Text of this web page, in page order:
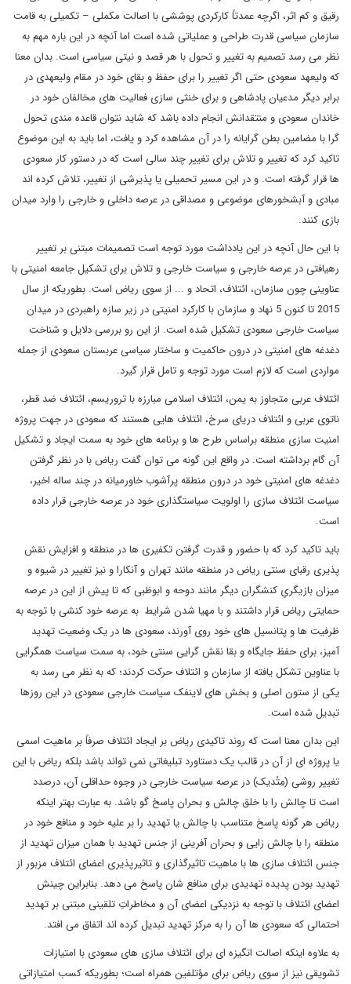
رقیق و کم اثر، اگرچه عمدتاً کارکردی پوششی با اصالت مکملی – تکمیلی به قامت
سازمان سیاسی قدرت طراحی و عملیاتی شده است اما آنچه در این باره مهم به
نظر می رسد تصمیم به تغییر و تحول با هر قصد و نیتی سیاسی است. بدان معنا
که ولیعهد سعودی حتی اگر تغییر را برای حفظ و بقای خود در مقام ولیعهدی در
برابر دیگر مدعیان پادشاهی و برای خنثی سازی فعالیت های مخالفان خود در
خاندان سعودی و منتقدانش انجام داده باشد که شاید نتوان قاعده مندی تحول
گرا با مضامین بطن گرایانه را در آن مشاهده کرد و یافت، اما باید به این موضوع
تاکید کرد که تغییر و تلاش برای تغییر چند سالی است که در دستور کار سعودی
ها قرار گرفته است. و در این مسیر تحمیلی یا پذیرشی از تغییر، تلاش کرده اند
مبادی و آبشخورهای موضوعی و مصداقی در عرصه داخلی و خارجی را وارد میدان
بازی کنند.
با این حال آنچه در این یادداشت مورد توجه است تصمیمات مبتنی بر تغییر
رهیافتی در عرصه خارجی و سیاست خارجی و تلاش برای تشکیل جامعه امنیتی با
عناوینی چون سازمان، ائتلاف، اتحاد و ... از سوی ریاض است. بطوریکه از سال
2015 تا کنون 5 نهاد و سازمان با کارکرد امنیتی در زیر سازه راهبردی در میدان
سیاست خارجی سعودی تشکیل شده است. از این رو بررسی دلایل و شناخت
دغدغه های امنیتی در درون حاکمیت و ساختار سیاسی عربستان سعودی از جمله
مواردی است که لازم است مورد توجه و تامل قرار گیرد.
ائتلاف عربی متجاوز به یمن، ائتلاف اسلامی مبارزه با تروریسم، ائتلاف ضد قطر،
ناتوی عربی و ائتلاف دریای سرخ، ائتلاف هایی هستند که سعودی در جهت پروژه
امنیت سازی منطقه براساس طرح ها و برنامه های خود به سمت ایجاد و تشکیل
آن گام برداشته است. در واقع این گونه می توان گفت ریاض با در نظر گرفتن
دغدغه های امنیتی خود در درون منطقه پرآشوب خاورمیانه در چند ساله اخیر،
سیاست ائتلاف سازی را اولویت سیاستگذاری خود در عرصه خارجی قرار داده
است.
باید تاکید کرد که با حضور و قدرت گرفتن تکفیری ها در منطقه و افزایش نقش
پذیری رقبای سنتی ریاض در منطقه مانند تهران و آنکارا و نیز تغییر در شیوه و
میزان بازیگریِ کنشگران دیگر مانند دوحه و ابوظبی که تا پیش از این در عرصه
حمایتی ریاض قرار داشتند و با مهیا شدن شرایط به عرصه خود کنشی با توجه به
ظرفیت ها و پتانسیل های خود روی آورند، سعودی ها در یک وضعیت تهدید
آمیز، برای حفظ جایگاه و بقا نقش گرایی سنتی خود، به سمت سیاست همگرایی
با عناوین تشکل یافته از سازمان و ائتلاف حرکت کردند؛ که به نظر می رسد به
یکی از ستون اصلی و بخش های لاینفک سیاست خارجی سعودی در این روزها
تبدیل شده است.
این بدان معنا است که روند تاکیدی ریاض بر ایجاد ائتلاف صرفاً بر ماهیت اسمی
یا پروژه ای از آن در قالب یک دستاورد تبلیغاتی نمی تواند باشد بلکه ریاض با این
تغییر روشی (مِتُدیک) در عرصه سیاست خارجی در وجوه حداقلی آن، درصدد
است تا چالش را با خلق چالش و بحران پاسخ گو باشد. به عبارت بهتر اینکه
ریاض هر گونه پاسخ متناسب با چالش یا تهدید را بر علیه خود و منافع خود در
منطقه را با چالش زایی و بحران آفرینی از جنس تهدید با همان میزان تهدید از
جنس ائتلاف سازی ها با ماهیت تاثیرگذاری و تاثیرپذیری اعضای ائتلاف مزبور از
تهدید بودن پدیده تهدیدی برای منافع شان پاسخ می دهد. بنابراین چینش
اعضای ائتلاف با توجه به نزدیکی اعضای آن و مخاطراتِ تلقینی مبتنی بر تهدید
احتمالی که سعودی ها آن را به مرکز تهدید تبدیل کرده اند اتفاق می افتد.
به علاوه اینکه اصالت انگیزه ای برای ائتلاف سازی های سعودی با امتیازات
تشویقی نیز از سوی ریاض برای مؤتلفین همراه است؛ بطوریکه کسب امتیازاتی